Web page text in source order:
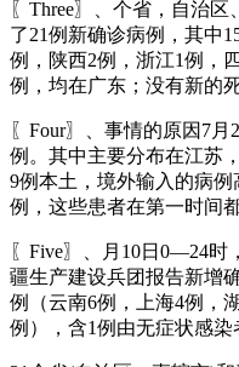
〖Three〗、个省，自治
了21例新确诊病例，其中
例，陕西2例，浙江1例，
例，均在广东；没有新的
〖Four〗、事情的原因7
例。其中主要分布在江苏
9例本土，境外输入的病
例，这些患者在第一时间
〖Five〗、月10日0—24时
疆生产建设兵团报告新增
例（云南6例，上海4例，
例），含1例由无症状感染